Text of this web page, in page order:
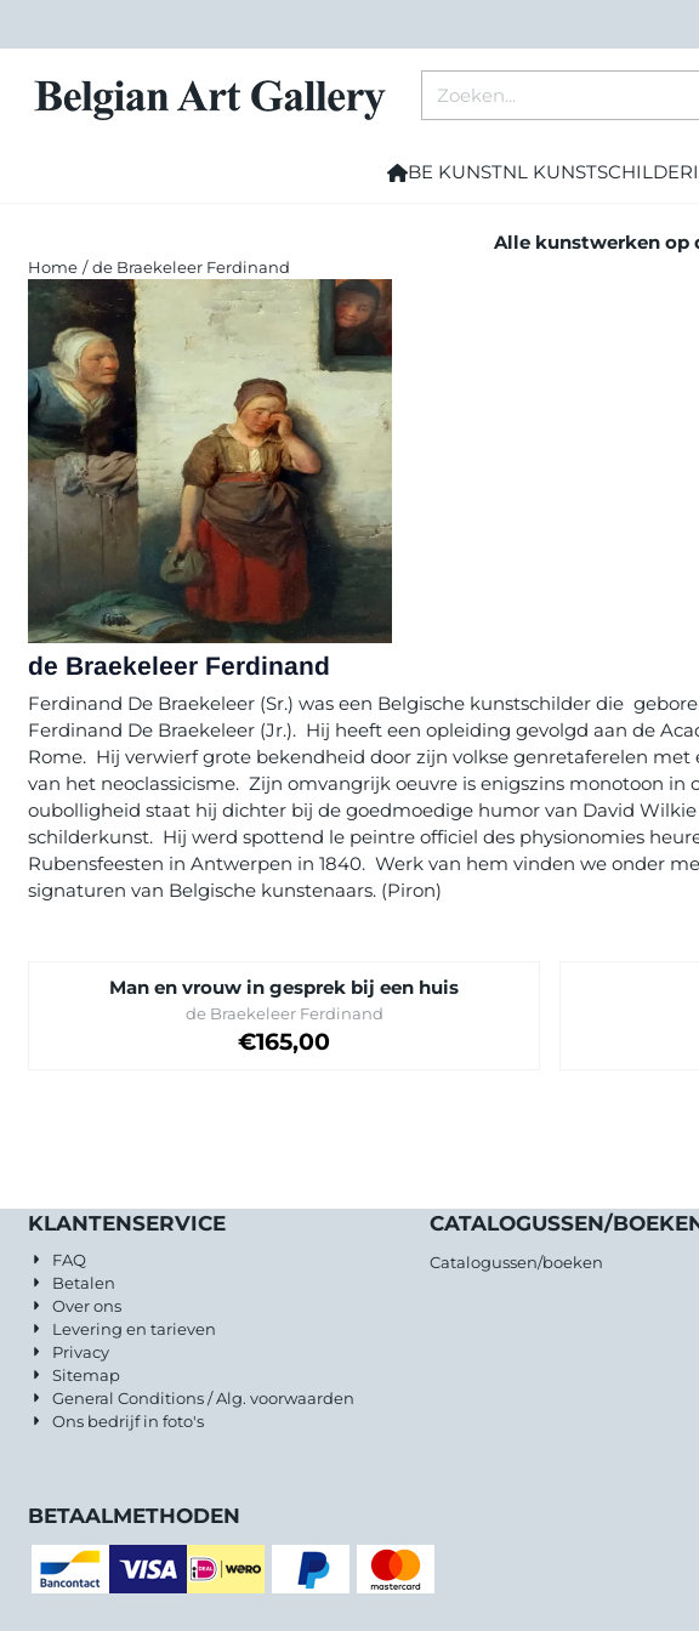
BE KUNSTNL KUNST
Alle kunstwerken op
Home / de Braekeleer Ferdinand
de Braekeleer Ferdinand
Ferdinand De Braekeleer (Sr.) was een Belgische kunstschilder die
Ferdinand De Braekeleer (Jr.). Hij heeft een opleiding gevolgd aan de
Rome. Hij verwierf grote bekendheid door zijn volkse genretaferelen
van het neoclassicisme. Zijn omvangrijk oeuvre is enigszins monotoon
oubolligheid staat hij dichter bij de goedmoedige humor van David
schilderkunst. Hij werd spottend le peintre officiel des physionomies
Rubensfeesten in Antwerpen in 1840. Werk van hem vinden we onder
signaturen van Belgische kunstenaars. (Piron)
Man en vrouw in gesprek bij een huis
Merk:
de Braekeleer Ferdinand
Prijs op aanvraag
€165,00
KLANTENSERVICE
FAQ
Betalen
Over ons
Levering en tarieven
Privacy
Sitemap
General Conditions / Alg. voorwaarden
Ons bedrijf in foto's
CATALOGUSSEN/
Catalogussen/boeken
BETAALMETHODEN